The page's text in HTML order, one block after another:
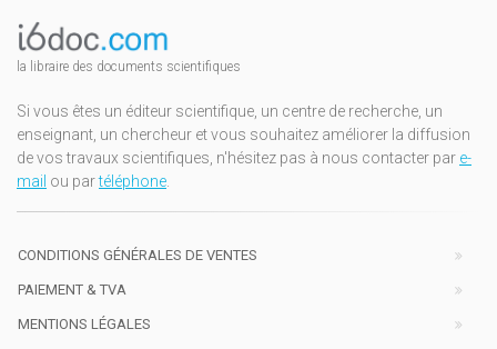
la libraire des documents scientifiques
Si vous êtes un éditeur scientifique, un centre de recherche, un
enseignant, un chercheur et vous souhaitez améliorer la diffusion
de vos travaux scientifiques, n'hésitez pas à nous contacter par e-
mail ou partéléphone
CONDITIONS GÉNÉRALES DE VENTES
PAIEMENT & TVA
MENTIONS LÉGALES